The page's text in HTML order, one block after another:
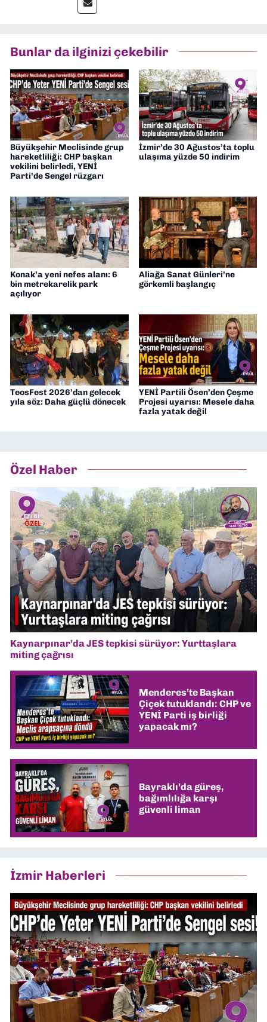
muhabir, editör, müdür yardımcısı ve spor
müdürü olarak görev yaptım. Ayrıca Yeni
Gazetesi'nde editörlük yapıyorum
Bunlar da ilginizi çekebilir
Büyükşehir Meclisinde grup
hareketliliği: CHP başkan
vekilini belirledi, YENİ
Parti’de Sengel rüzgarı
İzmir’de 30 Ağustos’ta toplu
ulaşıma yüzde 50 indirim
Konak’a yeni nefes alanı: 6
bin metrekarelik park
açılıyor
Aliağa Sanat Günleri’ne
görkemli başlangıç
TeosFest 2026’dan gelecek
yıla söz: Daha güçlü dönecek
YENİ Partili Ösen’den Çeşme
Projesi uyarısı: Mesele daha
fazla yatak değil
Özel Haber
Kaynarpınar’da JES tepkisi sürüyor: Yurttaşlara
miting çağrısı
Menderes’te Başkan
Çiçek tutuklandı: CHP ve
YENİ Parti iş birliği
yapacak mı?
Bayraklı’da güreş,
bağımlılığa karşı
güvenli liman
İzmir Haberleri